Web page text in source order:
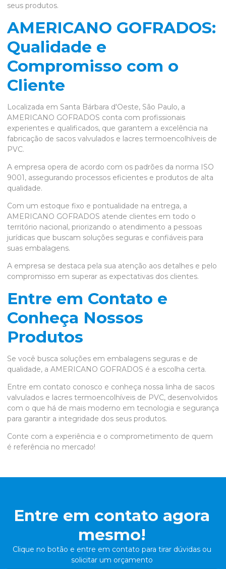
seus produtos.
AMERICANO GOFRADOS:
Qualidade e
Compromisso com o
Cliente
Localizada em Santa Bárbara d'Oeste, São Paulo, a
AMERICANO GOFRADOS conta com profissionais
experientes e qualificados, que garantem a excelência na
fabricação de sacos valvulados e lacres termoencolhíveis de
PVC.
A empresa opera de acordo com os padrões da norma ISO
9001, assegurando processos eficientes e produtos de alta
qualidade.
Com um estoque fixo e pontualidade na entrega, a
AMERICANO GOFRADOS atende clientes em todo o
território nacional, priorizando o atendimento a pessoas
jurídicas que buscam soluções seguras e confiáveis para
suas embalagens.
A empresa se destaca pela sua atenção aos detalhes e pelo
compromisso em superar as expectativas dos clientes.
Entre em Contato e
Conheça Nossos
Produtos
Se você busca soluções em embalagens seguras e de
qualidade, a AMERICANO GOFRADOS é a escolha certa.
Entre em contato conosco e conheça nossa linha de sacos
valvulados e lacres termoencolhíveis de PVC, desenvolvidos
com o que há de mais moderno em tecnologia e segurança
para garantir a integridade dos seus produtos.
Conte com a experiência e o comprometimento de quem
é referência no mercado!
Entre em contato agora
mesmo!
Clique no botão e entre em contato para tirar dúvidas ou
solicitar um orçamento